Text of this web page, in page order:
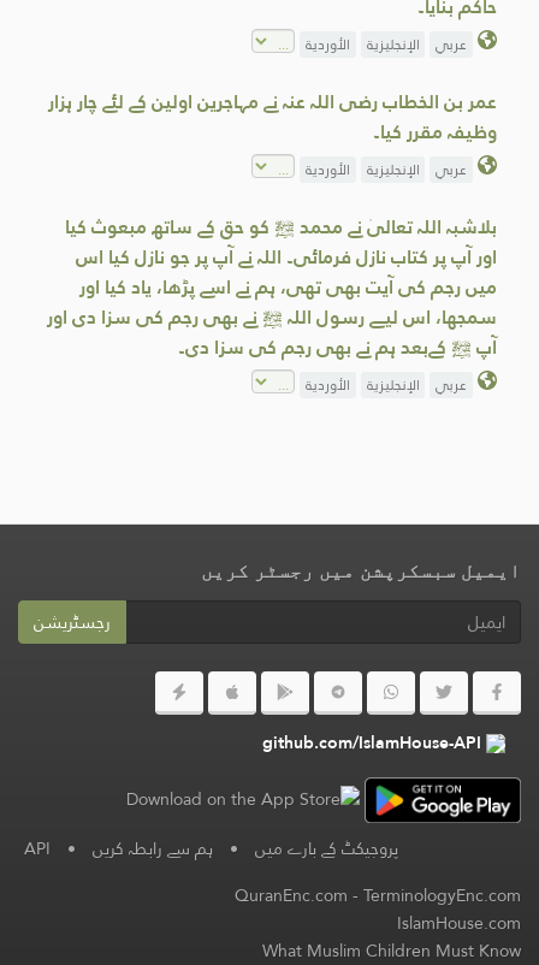
عربي الإنجليزية الأوردية
عمر بن الخطاب رضی اللہ عنہ نے مہاجرین اولین کے لئے چار ہزار
وظیفہ مقرر کیا۔
عربي الإنجليزية الأوردية
بلاشبہ اللہ تعالیٰ نے محمد ﷺ کو حق کے ساتھ مبعوث کیا
اور آپ پر کتاب نازل فرمائی۔ اللہ نے آپ پر جو نازل کیا اس
میں رجم کی آیت بھی تھی، ہم نے اسے پڑھا، یاد کیا اور
سمجھا، اس لیے رسول اللہ ﷺ نے بھی رجم کی سزا دی اور
آپ ﷺ کےبعد ہم نے بھی رجم کی سزا دی۔
عربي الإنجليزية الأوردية
ایمیل سبسکرپشن میں رجسٹر کریں
رجسٹریشن
github.com/IslamHouse-API
پروجیکٹ کے بارے میں • ہم سے رابطہ کریں •
API
QuranEnc.com-TerminologyEnc.com
IslamHouse.com
What Muslim Children Must Know